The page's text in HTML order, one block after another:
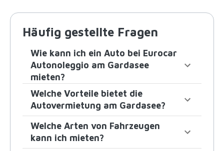
Häufig gestellte Fragen
Wie kann ich ein Auto bei Eurocar
Autonoleggio am Gardasee
mieten?
Welche Vorteile bietet die
Autovermietung am Gardasee?
Welche Arten von Fahrzeugen
kann ich mieten?